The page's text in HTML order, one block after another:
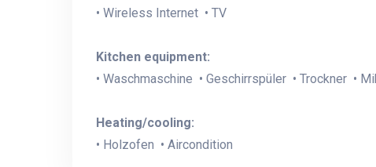
• Wireless Internet • TV
Kitchen equipment:
• Waschmaschine • Geschirrspüler • Trockner •
Heating/cooling:
• Holzofen • Aircondition